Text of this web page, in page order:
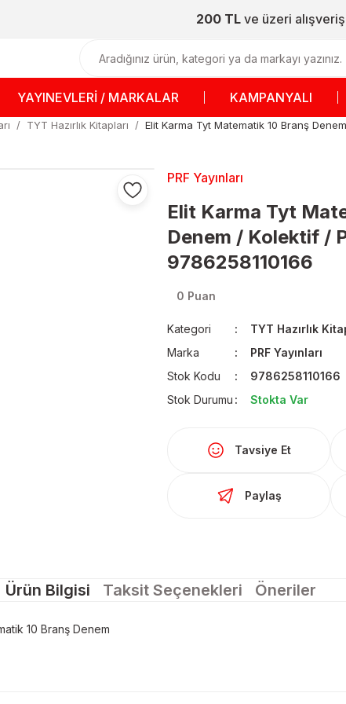
200 TLve üzeri
YAYINEVLERİ / MARKALAR KAMPANYALI
TYT Hazırlık Kitapları Elit Karma Tyt Matematik 10 Branş
PRF Yayınları
Elit Karma Tyt
Denem / Kolektif /
9786258110166
0 Puan
Kategori
TYT Hazırlık
Marka
PRF Yayınları
Stok Kodu
9786258110166
Stok Durumu
Stokta Var
Tavsiye Et
Paylaş
Ürün Bilgisi Taksit Seçenekleri Öneriler
10 Branş Denem